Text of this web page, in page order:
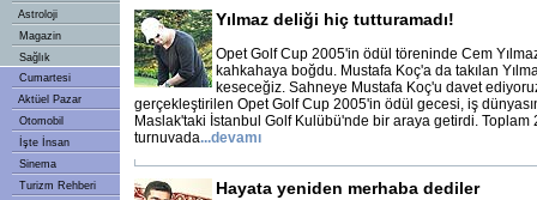
Astroloji
Magazin
Sağlık
Cumartesi
Aktüel Pazar
Otomobil
İşte İnsan
Sinema
Turizm Rehberi
Yılmaz deliği hiç tutturamadı!
Opet Golf Cup 2005'in ödül töreninde Cem
kahkahaya boğdu. Mustafa Koç'a da takılan
keseceğiz. Sahneye Mustafa Koç'u davet
gerçekleştirilen Opet Golf Cup 2005'in ödül gecesi, iş
Maslak'taki İstanbul Golf Kulübü'nde bir araya getirdi. Toplam
turnuvada...devamı
Hayata yeniden merhaba dediler